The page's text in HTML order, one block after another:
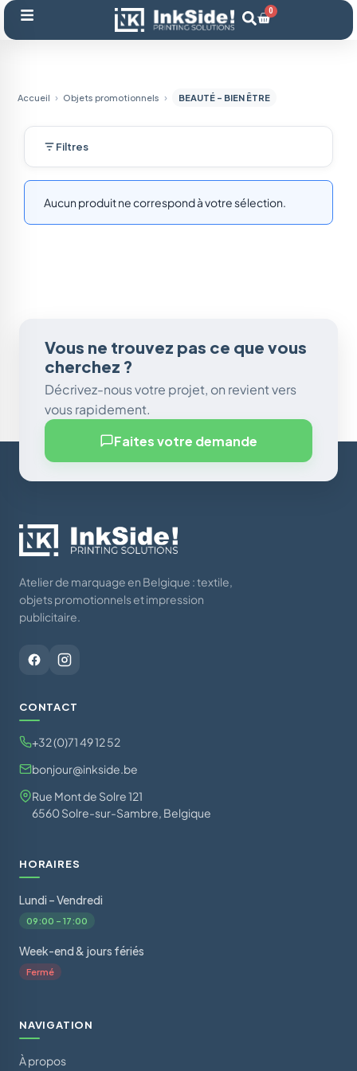
Aller
au
contenu
0
Panier
Accueil Objets promotionnels BEAUTÉ - BIEN ÊTRE
Filtres
Aucun produit ne correspond à votre sélection.
Vous ne trouvez pas ce que vous
cherchez ?
Décrivez-nous votre projet, on revient vers
vous rapidement.
Faites votre demande
Atelier de marquage en Belgique : textile,
objets promotionnels et impression
publicitaire.
CONTACT
+32 (0)71 49 12 52
bonjour@inkside.be
Rue Mont de Solre 121
6560 Solre-sur-Sambre, Belgique
HORAIRES
Lundi – Vendredi
09:00 – 17:00
Week-end & jours fériés
Fermé
NAVIGATION
À propos